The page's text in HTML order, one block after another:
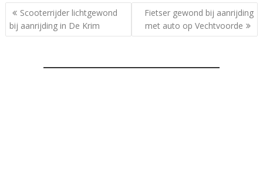
Bericht
navigatie
Scooterrijder lichtgewond
bij aanrijding in De Krim
Fietser gewond bij aanrijding
met auto op Vechtvoorde